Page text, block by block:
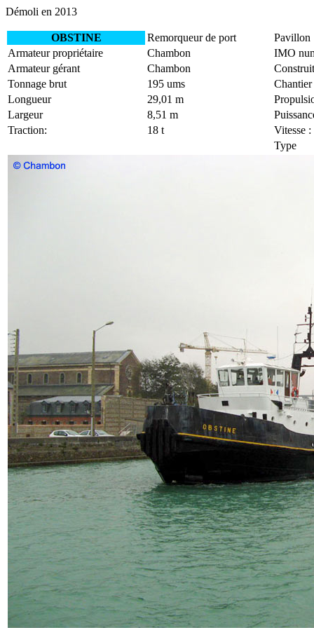
Démoli en 2013
OBSTINE Remorqueur de port
Pavillon
Armateur propriétaire
Chambon
IMO
Armateur gérant
Chambon
Tonnage brut
195 ums
Chantier
Longueur
29,01 m
Largeur
8,51 m
Traction:
18 t
Vitesse :
Type